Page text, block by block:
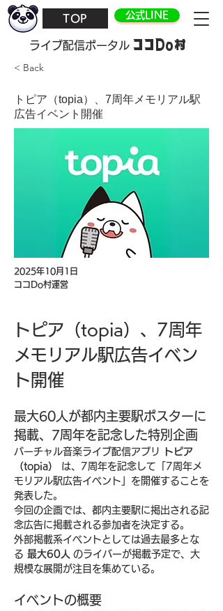
TOP 公式LINE
​ライブ配信ポータル ココDo村
< Back
トピア（topia）、7周年メモリアル駅
広告イベント開催
2025年10月1日
ココDo村運営
トピア（topia）、7周年
メモリアル駅広告イベン
ト開催
最大60人が都内主要駅ポスターに
掲載、7周年を記念した特別企画
バーチャル音楽ライブ配信アプリ
トピア
（topia）
は、7周年を記念して「7周年メ
モリアル駅広告イベント」を開催することを
発表した。
今回の企画では、都内主要駅に掲出される記
念広告に掲載される参加者を決定する。
外部掲載系イベントとしては過去最多とな
る 最大60人 のライバーが掲載予定で、大
規模な展開が注目を集めている。
イベントの概要